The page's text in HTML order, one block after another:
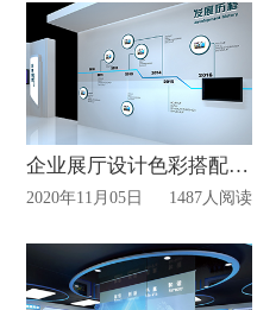
企业展厅设计色彩搭配有哪些技巧?
2020年11月05日 1487人阅读